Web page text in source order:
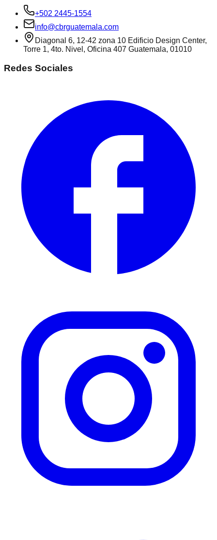
+502 2445-1554
info@cbrguatemala.com
Diagonal 6, 12-42 zona 10 Edificio Design Center,
Torre 1, 4to. Nivel, Oficina 407 Guatemala, 01010
Redes Sociales